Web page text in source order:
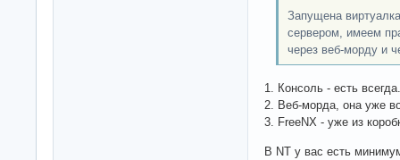
Запущена
сервером, имеем
через веб-морду и
1. Консоль - есть всегда.
2. Веб-морда, она уже
3. FreeNX - уже из
В NT у вас есть